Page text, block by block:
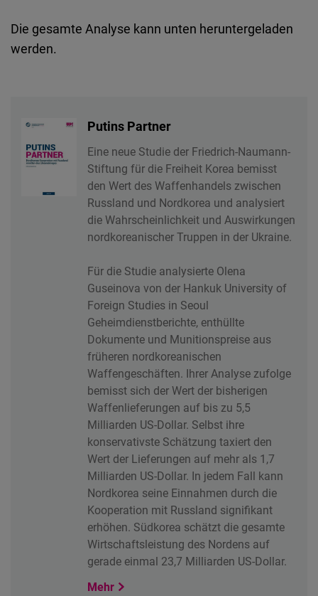
Die gesamte Analyse kann unten heruntergeladen
werden.
Putins Partner
Eine neue Studie der Friedrich-Naumann-
Stiftung für die Freiheit Korea bemisst
den Wert des Waffenhandels zwischen
Russland und Nordkorea und analysiert
die Wahrscheinlichkeit und Auswirkungen
nordkoreanischer Truppen in der Ukraine.
Für die Studie analysierte Olena
Guseinova von der Hankuk University of
Foreign Studies in Seoul
Geheimdienstberichte, enthüllte
Dokumente und Munitionspreise aus
früheren nordkoreanischen
Waffengeschäften. Ihrer Analyse zufolge
bemisst sich der Wert der bisherigen
Waffenlieferungen auf bis zu 5,5
Milliarden US-Dollar. Selbst ihre
konservativste Schätzung taxiert den
Wert der Lieferungen auf mehr als 1,7
Milliarden US-Dollar. In jedem Fall kann
Nordkorea seine Einnahmen durch die
Kooperation mit Russland signifikant
erhöhen. Südkorea schätzt die gesamte
Wirtschaftsleistung des Nordens auf
gerade einmal 23,7 Milliarden US-Dollar.
Mehr